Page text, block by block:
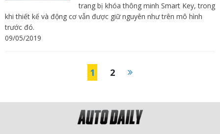
trang bị khóa thông minh Smart Key, trong
khi thiết kế và động cơ vẫn được giữ nguyên như trên mô hình
trước đó.
09/05/2019
1 2